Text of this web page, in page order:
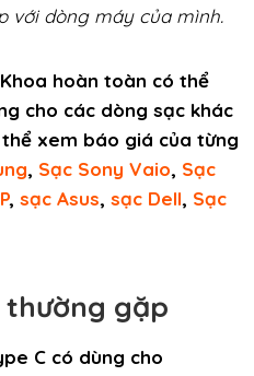
với dòng máy của mình.
hoàn toàn có thể
cho các dòng sạc khác
xem báo giá của từng
, Sạc Sony Vaio​, Sạc
, sạc Asus, sạc Dell​, Sạc
thường gặp
C có dùng cho